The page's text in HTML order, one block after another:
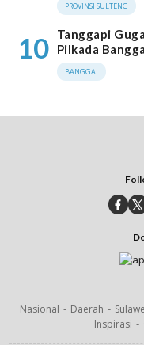
PROVINSI SULTENG
10
Tanggapi
Pilkada
BANGGAI
Nasional Daerah
Inspirasi